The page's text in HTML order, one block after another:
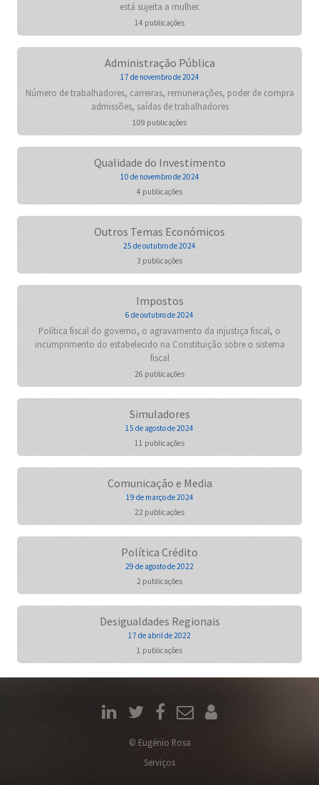
está sujeita a mulher.
14 publicações
Administração Pública
17 de novembro de 2024
Número de trabalhadores, carreiras, remunerações, poder de compra
admissões, saídas de trabalhadores
109 publicações
Qualidade do Investimento
10 de novembro de 2024
4 publicações
Outros Temas Económicos
25 de outubro de 2024
3 publicações
Impostos
6 de outubro de 2024
Política fiscal do governo, o agravamento da injustiça fiscal, o
incumprimento do estabelecido na Constituição sobre o sistema
fiscal
26 publicações
Simuladores
15 de agosto de 2024
11 publicações
Comunicação e Media
19 de março de 2024
22 publicações
Política Crédito
29 de agosto de 2022
2 publicações
Desigualdades Regionais
17 de abril de 2022
1 publicações
© Eugénio Rosa
Serviços